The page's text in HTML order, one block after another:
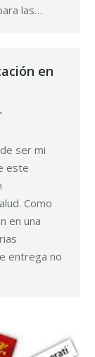
las…
en
ser mi
este
Como
en una
entrega no